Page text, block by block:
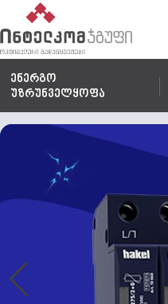
ენერგო
უზრუნველყოფა